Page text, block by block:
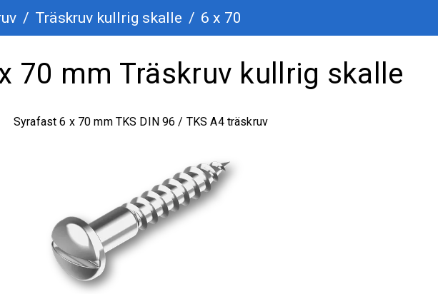
/ Träskruv kullrig skalle / 6 x 70
70 mm Träskruv kullrig skalle
Syrafast 6 x 70 mm TKS DIN 96 / TKS A4 träskruv